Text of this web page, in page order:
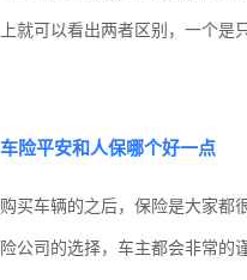
上就可以看出两者区别，一个是
车险平安和人保哪个好一点
购买车辆的之后，保险是大家都
险公司的选择，车主都会非常的